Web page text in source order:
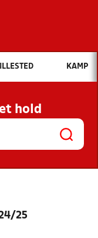
vil du søge efter?
OG NYHEDER
OG
KAMP
hold
25